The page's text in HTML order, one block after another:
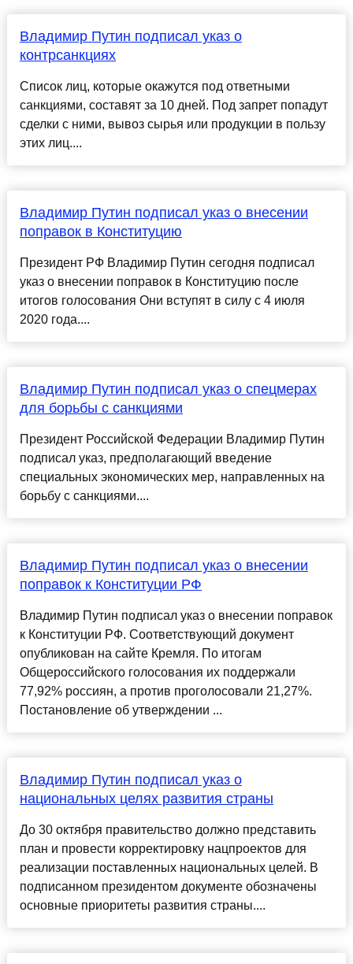
Владимир Путин подписал указ о
контрсанкциях
Список лиц, которые окажутся под ответными
санкциями, составят за 10 дней. Под запрет попадут
сделки с ними, вывоз сырья или продукции в пользу
этих лиц....
Владимир Путин подписал указ о внесении
поправок в Конституцию
Президент РФ Владимир Путин сегодня подписал
указ о внесении поправок в Конституцию после
итогов голосования Они вступят в силу с 4 июля
2020 года....
Владимир Путин подписал указ о спецмерах
для борьбы с санкциями
Президент Российской Федерации Владимир Путин
подписал указ, предполагающий введение
специальных экономических мер, направленных на
борьбу с санкциями....
Владимир Путин подписал указ о внесении
поправок к Конституции РФ
Владимир Путин подписал указ о внесении поправок
к Конституции РФ. Соответствующий документ
опубликован на сайте Кремля. По итогам
Общероссийского голосования их поддержали
77,92% россиян, а против проголосовали 21,27%.
Постановление об утверждении ...
Владимир Путин подписал указ о
национальных целях развития страны
До 30 октября правительство должно представить
план и провести корректировку нацпроектов для
реализации поставленных национальных целей. В
подписанном президентом документе обозначены
основные приоритеты развития страны....